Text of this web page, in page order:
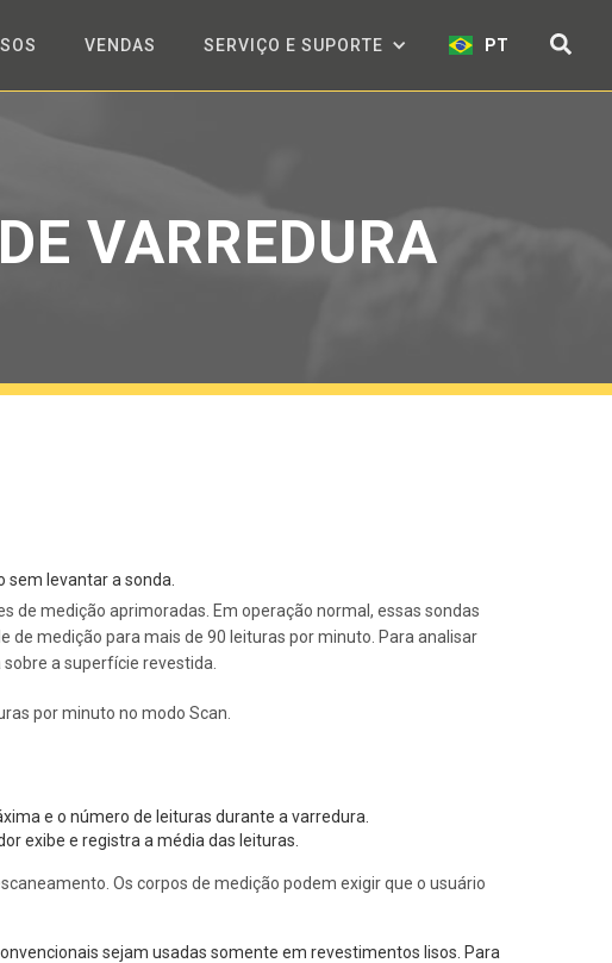
VENDAS SERVIÇO E SUPORTE PT
VARREDURA
levantar a sonda.
de medição aprimoradas. Em operação normal, essas sondas
medição para mais de 90 leituras por minuto. Para analisar
a superfície revestida.
por minuto no modo Scan.
e o número de leituras durante a varredura.
exibe e registra a média das leituras.
Os corpos de medição podem exigir que o usuário
sejam usadas somente em revestimentos lisos. Para